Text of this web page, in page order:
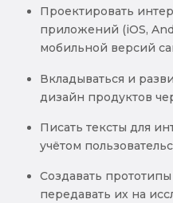
Проектировать
приложений (iOS,
мобильной версий
Вкладываться и
дизайн продуктов
Писать тексты для
учётом
Создавать
передавать их на